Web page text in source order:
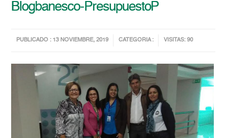
Blogbanesco-PresupuestoP
PUBLICADO : 13 NOVIEMBRE, 2019 CATEGORIA : VISITAS: 90